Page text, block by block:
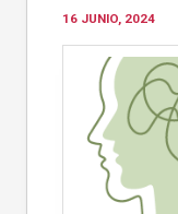
16 JUNIO, 2024